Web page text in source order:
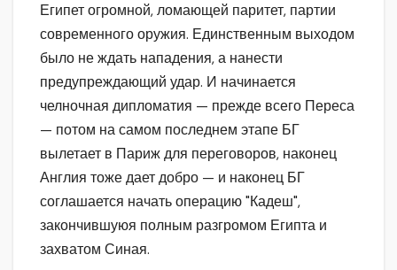
Египет огромной, ломающей паритет, партии
современного оружия. Единственным выходом
было не ждать нападения, а нанести
предупреждающий удар. И начинается
челночная дипломатия — прежде всего Переса
— потом на самом последнем этапе БГ
вылетает в Париж для переговоров, наконец
Англия тоже дает добро — и наконец БГ
соглашается начать операцию "Кадеш",
закончившуюя полным разгромом Египта и
захватом Синая.